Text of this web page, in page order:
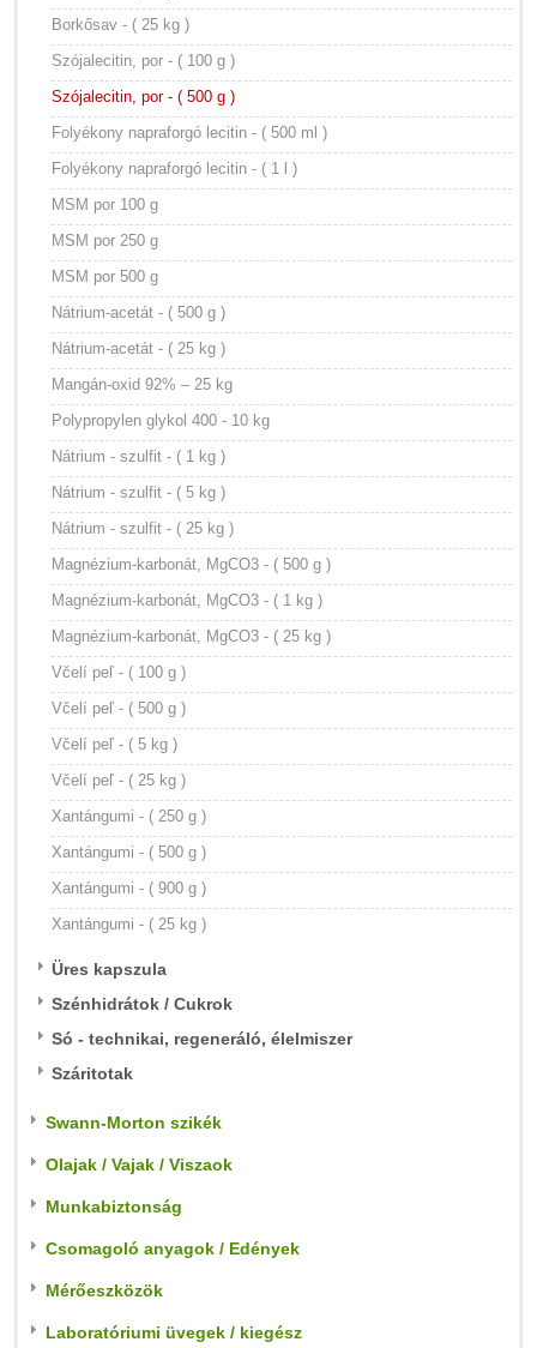
Borkősav - ( 25 kg )
Szójalecitin, por - ( 100 g )
Szójalecitin, por - ( 500 g )
Folyékony napraforgó lecitin - ( 500 ml )
Folyékony napraforgó lecitin - ( 1 l )
MSM por 100 g
MSM por 250 g
MSM por 500 g
Nátrium-acetát - ( 500 g )
Nátrium-acetát - ( 25 kg )
Mangán-oxid 92% – 25 kg
Polypropylen glykol 400 - 10 kg
Nátrium - szulfit - ( 1 kg )
Nátrium - szulfit - ( 5 kg )
Nátrium - szulfit - ( 25 kg )
Magnézium-karbonát, MgCO3 - ( 500 g )
Magnézium-karbonát, MgCO3 - ( 1 kg )
Magnézium-karbonát, MgCO3 - ( 25 kg )
Včelí peľ - ( 100 g )
Včelí peľ - ( 500 g )
Včelí peľ - ( 5 kg )
Včelí peľ - ( 25 kg )
Xantángumi - ( 250 g )
Xantángumi - ( 500 g )
Xantángumi - ( 900 g )
Xantángumi - ( 25 kg )
Üres kapszula
Szénhidrátok / Cukrok
Só - technikai, regeneráló, élelmiszer
Száritotak
Swann-Morton szikék
Olajak / Vajak / Viszaok
Munkabiztonság
Csomagoló anyagok / Edények
Mérőeszközök
Laboratóriumi üvegek / kiegész